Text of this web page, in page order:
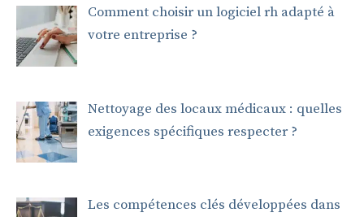
Comment choisir un logiciel rh adapté à
votre entreprise ?
Nettoyage des locaux médicaux : quelles
exigences spécifiques respecter ?
Les compétences clés développées dans